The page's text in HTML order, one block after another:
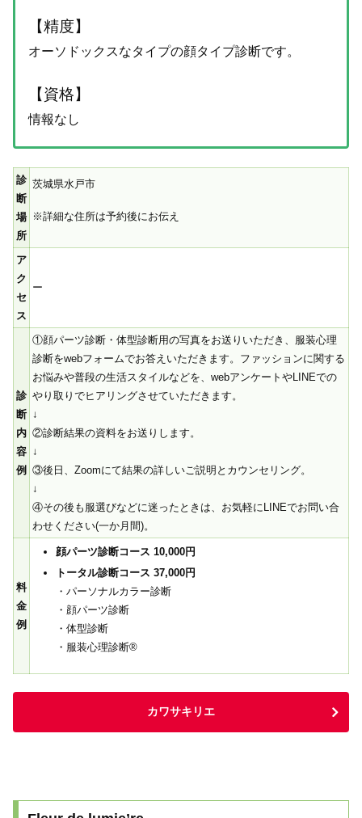
【精度】
オーソドックスなタイプの顔タイプ診断です。
【資格】
情報なし
診
断
場
所
茨城県水戸市
※詳細な住所は予約後にお伝え
ア
ク
セ
ス
ー
診
断
内
容
例
①顔パーツ診断・体型診断用の写真をお送りいただき、服装心理
診断をwebフォームでお答えいただきます。ファッションに関する
お悩みや普段の生活スタイルなどを、webアンケートやLINEでの
やり取りでヒアリングさせていただきます。
↓
②診断結果の資料をお送りします。
↓
③後日、Zoomにて結果の詳しいご説明とカウンセリング。
↓
④その後も服選びなどに迷ったときは、お気軽にLINEでお問い合
わせください(一か月間)。
料
金
例
顔パーツ診断コース 10,000円
トータル診断コース 37,000円
・パーソナルカラー診断
・顔パーツ診断
・体型診断
・服装心理診断®︎
カワサキリエ